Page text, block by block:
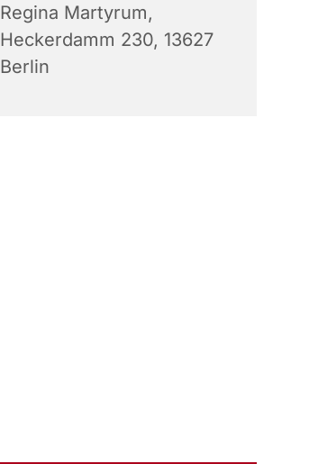
Regina Martyrum,
Heckerdamm 230, 13627
Berlin